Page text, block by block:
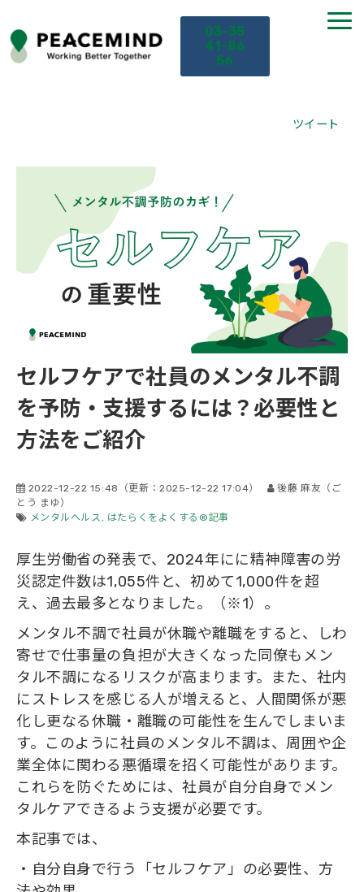
03-35
41-86
56
課題から探す
セミナー
お役立ち情報
ツイート
セルフケアで社員のメンタル不調
を予防・支援するには？必要性と
方法をご紹介
2022-12-22 15:48 （更新：2025-12-22 17:04）
後藤 麻友（ご
とう まゆ）
メンタルヘルス
はたらくをよくする®記事
厚生労働省の発表で、2024年にに精神障害の労
災認定件数は1,055件と、初めて1,000件を超
え、過去最多となりました。（※1）。
メンタル不調で社員が休職や離職をすると、しわ
寄せで仕事量の負担が大きくなった同僚もメン
タル不調になるリスクが高まります。また、社内
にストレスを感じる人が増えると、人間関係が悪
化し更なる休職・離職の可能性を生んでしまいま
す。このように社員のメンタル不調は、周囲や企
業全体に関わる悪循環を招く可能性があります。
これらを防ぐためには、社員が自分自身でメン
タルケアできるよう支援が必要です。
本記事では、
・自分自身で行う「セルフケア」の必要性、方